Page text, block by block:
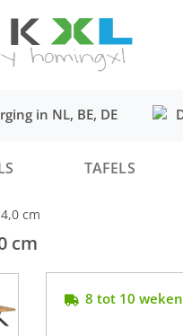
in NL, BE, DE
TAFELS
cm
cm
8 tot 10